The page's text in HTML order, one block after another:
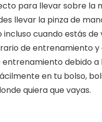
para llevar sobre la
llevar la pinza de
cuando estás de
de entrenamiento
debido a
en tu bolso,
quiera que vayas.